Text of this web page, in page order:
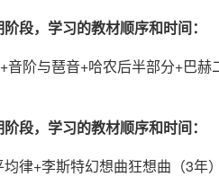
段，学习的教材顺序和时间：
音阶与琶音+哈农后半部分+巴
段，学习的教材顺序和时间：
均律+李斯特幻想曲狂想曲（3